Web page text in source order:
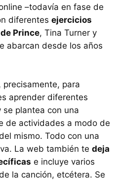
–todavía en fase de
diferentes ejercicios
Prince, Tina Turner y
abarcan desde los años
precisamente, para
aprender diferentes
plantea con una
de actividades a modo de
mismo. Todo con una
La web también te deja
e incluye varios
la canción, etcétera. Se